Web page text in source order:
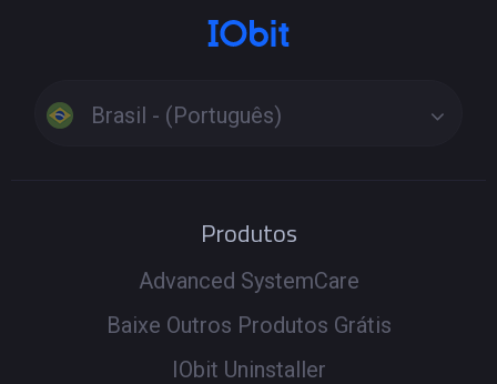
Brasil - (Português)
Produtos
Advanced SystemCare
Baixe Outros Produtos Grátis
IObit Uninstaller